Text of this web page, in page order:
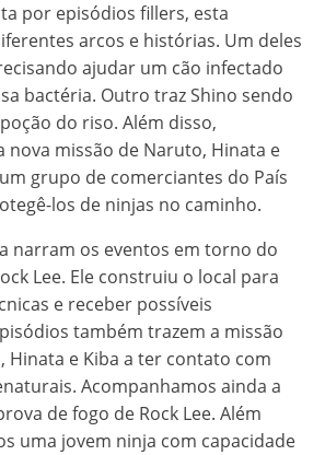
por episódios fillers, esta
arcos e histórias. Um deles
ajudar um cão infectado
bactéria. Outro traz Shino sendo
do riso. Além disso,
nova missão de Naruto, Hinata e
grupo de comerciantes do País
los de ninjas no caminho.
narram os eventos em torno do
Lee. Ele construiu o local para
e receber possíveis
também trazem a missão
Hinata e Kiba a ter contato com
Acompanhamos ainda a
de fogo de Rock Lee. Além
uma jovem ninja com capacidade